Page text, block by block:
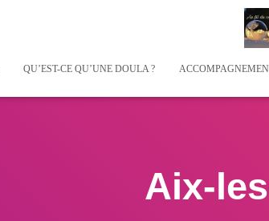
QU’EST-CE QU’UNE DOULA ?
Aix-